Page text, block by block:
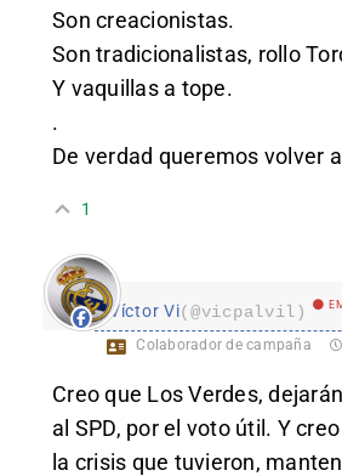
Son creacionistas.
Son tradicionalistas, rollo
Y vaquillas a tope.
.
De verdad queremos volver
1
Víctor Vi(@vicpalvil)
Colaborador de campaña
Creo que Los Verdes,
al SPD, por el voto útil. Y
la crisis que tuvieron,